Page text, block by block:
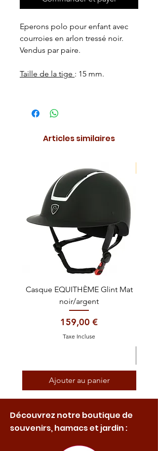
Eperons polo pour enfant avec
courroies en arlon tressé noir.
Vendus par paire.
Taille de la tige : 15 mm.
Articles similaires
Casque EQUITHÈME Glint Mat
noir/argent
Prix
159,00 €
Taxe Incluse
Ajouter au panier
Découvrez notre boutique de
souvenirs, hamacs et jardin :